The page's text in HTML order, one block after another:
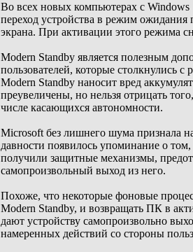
Во всех новых компьютерах с Windows
переход устройства в режим
экрана. При активации этого режима
Modern Standby является полезным
пользователей, которые столкнулись
Modern Standby наносит вред
преувеличены, но нельзя отрицать
числе касающихся автономности.
Microsoft без лишнего шума признала
давности появилось упоминание о
получили защитные механизмы,
самопроизвольный выход из него.
Похоже, что некоторые фоновые
Modern Standby, и возвращать ПК в
дают устройству самопроизвольно
намеренных действий со стороны